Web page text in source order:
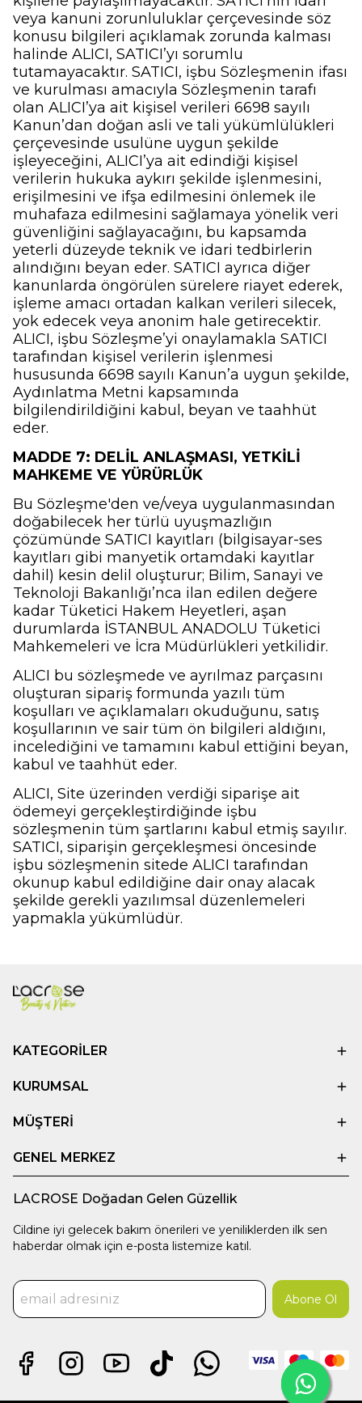
veya kanuni zorunluluklar çerçevesinde söz
konusu bilgileri açıklamak zorunda kalması
halinde ALICI, SATICI’yı sorumlu
tutamayacaktır. SATICI, işbu Sözleşmenin ifası
ve kurulması amacıyla Sözleşmenin tarafı
olan ALICI’ya ait kişisel verileri 6698 sayılı
Kanun’dan doğan asli ve tali yükümlülükleri
çerçevesinde usulüne uygun şekilde
işleyeceğini, ALICI’ya ait edindiği kişisel
verilerin hukuka aykırı şekilde işlenmesini,
erişilmesini ve ifşa edilmesini önlemek ile
muhafaza edilmesini sağlamaya yönelik veri
güvenliğini sağlayacağını, bu kapsamda
yeterli düzeyde teknik ve idari tedbirlerin
alındığını beyan eder. SATICI ayrıca diğer
kanunlarda öngörülen sürelere riayet ederek,
işleme amacı ortadan kalkan verileri silecek,
yok edecek veya anonim hale getirecektir.
ALICI, işbu Sözleşme’yi onaylamakla SATICI
tarafından kişisel verilerin işlenmesi
hususunda 6698 sayılı Kanun’a uygun şekilde,
Aydınlatma Metni kapsamında
bilgilendirildiğini kabul, beyan ve taahhüt
eder.
MADDE 7: DELİL ANLAŞMASI, YETKİLİ
MAHKEME VE YÜRÜRLÜK
Bu Sözleşme'den ve/veya uygulanmasından
doğabilecek her türlü uyuşmazlığın
çözümünde SATICI kayıtları (bilgisayar-ses
kayıtları gibi manyetik ortamdaki kayıtlar
dahil) kesin delil oluşturur; Bilim, Sanayi ve
Teknoloji Bakanlığı’nca ilan edilen değere
kadar Tüketici Hakem Heyetleri, aşan
durumlarda İSTANBUL ANADOLU Tüketici
Mahkemeleri ve İcra Müdürlükleri yetkilidir.
ALICI bu sözleşmede ve ayrılmaz parçasını
oluşturan sipariş formunda yazılı tüm
koşulları ve açıklamaları okuduğunu, satış
koşullarının ve sair tüm ön bilgileri aldığını,
incelediğini ve tamamını kabul ettiğini beyan,
kabul ve taahhüt eder.
ALICI, Site üzerinden verdiği siparişe ait
ödemeyi gerçekleştirdiğinde işbu
sözleşmenin tüm şartlarını kabul etmiş sayılır.
SATICI, siparişin gerçekleşmesi öncesinde
işbu sözleşmenin sitede ALICI tarafından
okunup kabul edildiğine dair onay alacak
şekilde gerekli yazılımsal düzenlemeleri
yapmakla yükümlüdür.
KATEGORİLER
KURUMSAL
MÜŞTERİ
GENEL MERKEZ
LACROSE Doğadan Gelen Güzellik
Cildine iyi gelecek bakım önerileri ve yeniliklerden ilk sen
haberdar olmak için e-posta listemize katıl.
Abone Ol